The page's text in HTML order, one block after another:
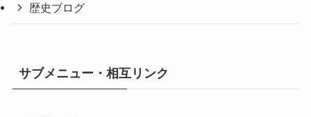
歴史ブログ
サブメニュー・相互リンク